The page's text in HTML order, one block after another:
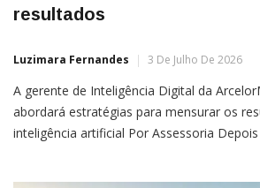
resultados
Luzimara Fernandes 3 De Julho De 2026
A gerente de Inteligência Digital da
abordará estratégias para mensurar os
inteligência artificial Por Assessoria